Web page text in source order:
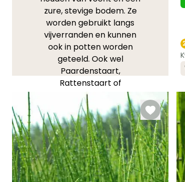
zure, stevige bodem. Ze
worden gebruikt langs
vijverranden en kunnen
ook in potten worden
geteeld. Ook wel
Paardenstaart,
Rattenstaart of
Vossenstaart genoemd,
komt de
Akkerpaardenstaart vaak
in het wild voor. De
Japanse paardenstaart
staat ook bekend om zijn
decoratieve groene
stengels met zwarte